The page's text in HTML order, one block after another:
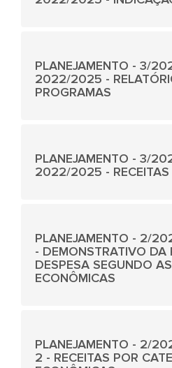
PLANEJAMENTO - 3/
2022/2025 -
PROGRAMAS
PLANEJAMENTO - 3/
2022/2025 - RECEITAS
PLANEJAMENTO - 2/
- DEMONSTRATIVO DA
DESPESA SEGUNDO
ECONÔMICAS
PLANEJAMENTO - 2/
2 - RECEITAS POR